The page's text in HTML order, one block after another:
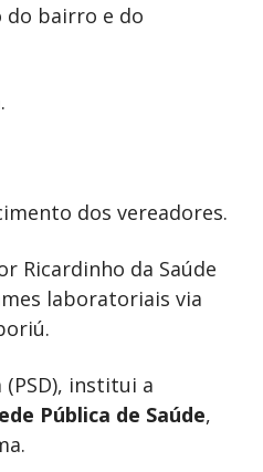
bairro e do
.
dos vereadores.
Ricardinho da Saúde
laboratoriais via
institui a
Pública de Saúde,